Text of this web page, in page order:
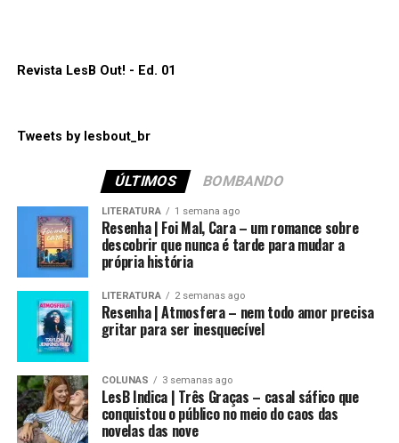
em uma nova fase
Compartilhe isso:
Mais
Curtir isso:
Espero que gostem. Até a próxima!
Curtir isso:
Revista LesB Out! - Ed. 01
Tweets by lesbout_br
ÚLTIMOS BOMBANDO
LITERATURA 1 semana ago
Resenha | Foi Mal, Cara – um romance sobre
descobrir que nunca é tarde para mudar a
própria história
LITERATURA 2 semanas ago
Resenha | Atmosfera – nem todo amor precisa
gritar para ser inesquecível
COLUNAS 3 semanas ago
LesB Indica | Três Graças – casal sáfico que
conquistou o público no meio do caos das
novelas das nove